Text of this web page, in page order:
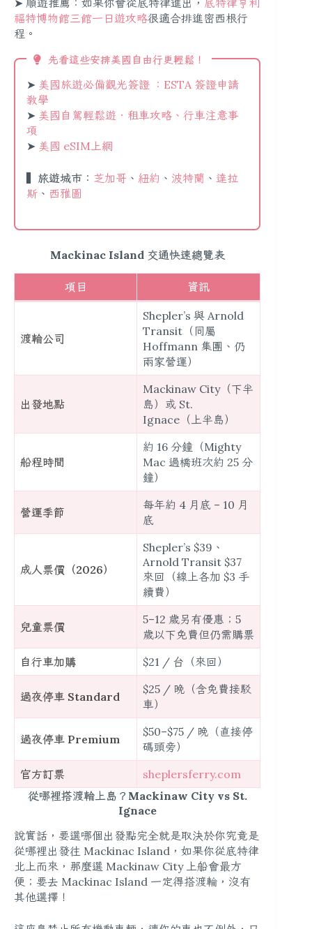
➤ 順遊推薦：如果你會從底特律進出， 底特律亨利
福特博物館三館一日遊攻略很適合排進密西根行
程。
先看這些安排美國自由行更輕鬆！
➤ 美國旅遊必備觀光簽證 ：ESTA 簽證申請
教學
➤ 美國自駕輕鬆遊．租車攻略、行車注意事
項
➤ 美國 eSIM上網
▍旅遊城市： 芝加哥 、 紐約 、 波特蘭 、 達拉
斯 、 西雅圖
Mackinac Island 交通快速總覽表
項目 資訊
渡輪公司
Shepler’s 與 Arnold
Transit（同屬
Hoffmann 集團、仍
兩家營運）
出發地點
Mackinaw City（下半
島）或 St.
Ignace（上半島）
船程時間
約 16 分鐘（Mighty
Mac 過橋班次約 25 分
鐘）
營運季節
每年約 4 月底 – 10 月
底
成人票價（2026）
Shepler’s $39、
Arnold Transit $37
來回（線上各加 $3 手
續費）
兒童票價
5–12 歲另有優惠；5
歲以下免費但仍需購票
自行車加購
$21 / 台（來回）
過夜停車 Standard
$25 / 晚（含免費接駁
車）
過夜停車 Premium
$50–$75 / 晚（直接停
碼頭旁）
官方訂票
sheplersferry.com
從哪裡搭渡輪上島？Mackinaw City vs St.
Ignace
說實話，要選哪個出發點完全就是取決於你究竟是
從哪裡出發往 Mackinac Island，如果你從底特律
北上而來，那麼選 Mackinaw City 上船會最方
便；要去 Mackinac Island 一定得搭渡輪，沒有
其他選擇！